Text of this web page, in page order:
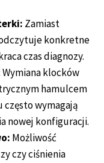
Zamiast
konkretne
czas diagnozy.
Wymiana klocków
hamulcem
często wymagają
nowej konfiguracji.
Możliwość
czy ciśnienia